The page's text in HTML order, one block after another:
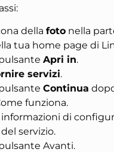
della foto nella
tua home page di
Apri in.
servizi.
Continua
funziona.
di
servizio.
Avanti.